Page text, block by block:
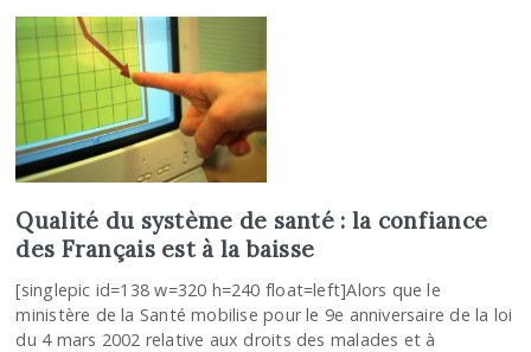
Qualité du système de santé : la confiance
des Français est à la baisse
[singlepic id=138 w=320 h=240 float=left]Alors que le
ministère de la Santé mobilise pour le 9e anniversaire de la loi
du 4 mars 2002 relative aux droits des malades et à